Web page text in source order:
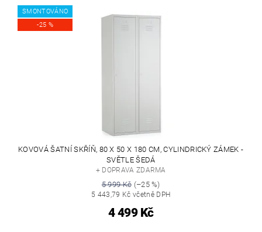
SMONTOVÁNO
-25 %
KOVOVÁ ŠATNÍ SKŘÍŇ, 80 X 50 X 180 CM, CYLINDRICKÝ ZÁMEK -
SVĚTLE ŠEDÁ
+ DOPRAVA ZDARMA
5 999 Kč(–25 %)
5 443,79 Kč včetně DPH
4 499 Kč